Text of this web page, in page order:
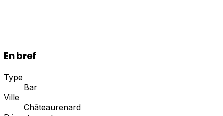
En bref
Type
Bar
Ville
Châteaurenard